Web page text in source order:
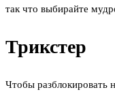
так что выбирайте
Трикстер
Чтобы разблокировать